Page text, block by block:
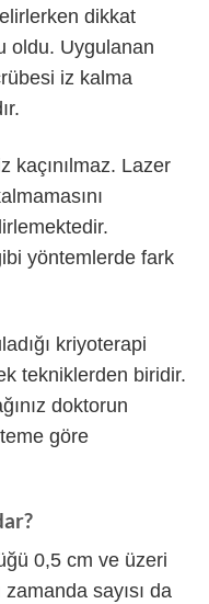
dikkat
oldu. Uygulanan
iz kalma
kaçınılmaz. Lazer
yöntemlerde fark
kriyoterapi
tekniklerden biridir.
doktorun
göre
0,5 cm ve üzeri
sayısı da